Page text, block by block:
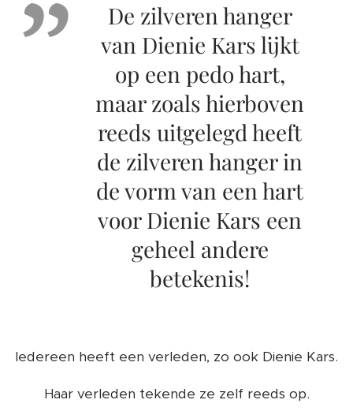
De zilveren hanger
van Dienie Kars lijkt
op een pedo hart,
maar zoals hierboven
reeds uitgelegd heeft
de zilveren hanger in
de vorm van een hart
voor Dienie Kars een
geheel andere
betekenis!
Iedereen heeft een verleden, zo ook Dienie Kars.
Haar verleden tekende ze zelf reeds op.